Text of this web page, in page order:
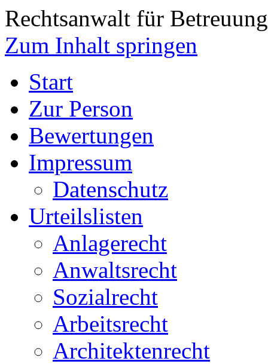
Rechtsanwalt für
Zum Inhalt springen
Start
Zur Person
Bewertungen
Impressum
Datenschutz
Urteilslisten
Anlagerecht
Anwaltsrecht
Sozialrecht
Arbeitsrecht
Architektenrecht